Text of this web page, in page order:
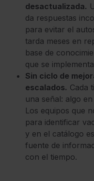
desactualizada.
da respuestas
para evitar el
tarda meses en
base de
que se
Sin ciclo de
escalados. Cada
una señal: algo
Los equipos que
para identificar
y en el catálogo
fuente de
con el tiempo.